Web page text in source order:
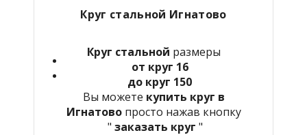
Круг стальной Игнатово
Круг стальной размеры
от круг 16
до круг 150
Вы можете купить круг в
Игнатово просто нажав кнопку
" заказать круг "